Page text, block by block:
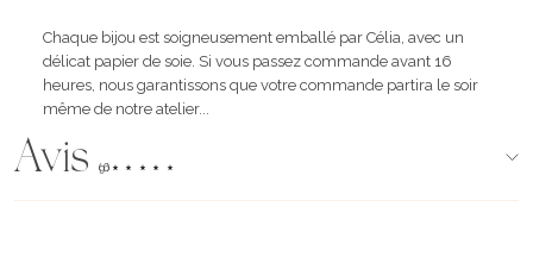
Chaque bijou est soigneusement emballé par Célia, avec un
délicat papier de soie. Si vous passez commande avant 16
heures, nous garantissons que votre commande partira le soir
même de notre atelier...
Avis (96)